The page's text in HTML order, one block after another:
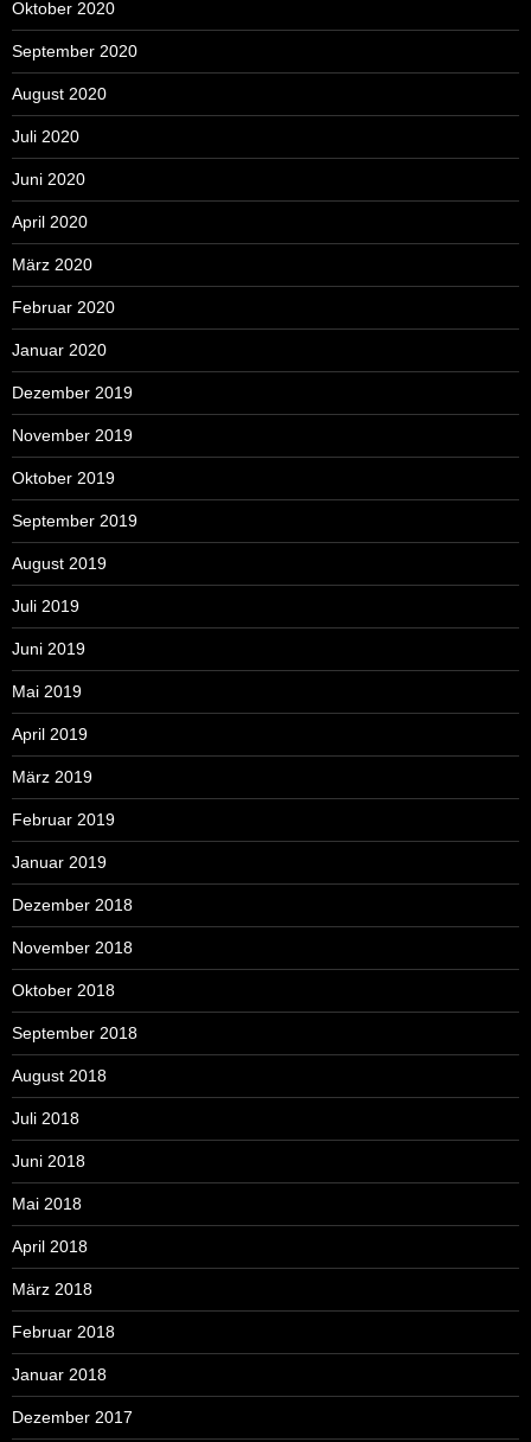
Oktober 2020
September 2020
August 2020
Juli 2020
Juni 2020
April 2020
März 2020
Februar 2020
Januar 2020
Dezember 2019
November 2019
Oktober 2019
September 2019
August 2019
Juli 2019
Juni 2019
Mai 2019
April 2019
März 2019
Februar 2019
Januar 2019
Dezember 2018
November 2018
Oktober 2018
September 2018
August 2018
Juli 2018
Juni 2018
Mai 2018
April 2018
März 2018
Februar 2018
Januar 2018
Dezember 2017